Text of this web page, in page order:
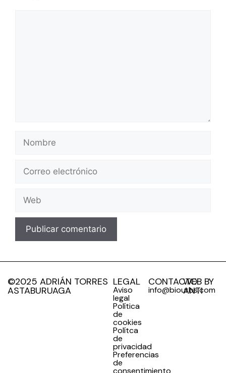
©2025 ADRIÁN TORRES
ASTABURUAGA
LEGAL
Aviso
legal
Política
de
cookies
Polítca
de
privacidad
Preferencias
de
consentimiento
CONTACTO
info@biourbs.com
WEB BY
ANTI